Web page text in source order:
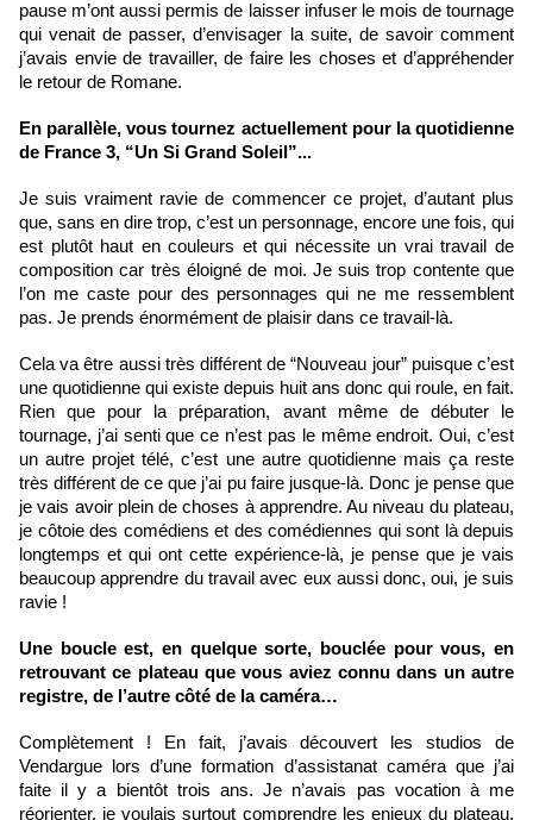
pause m’ont aussi permis de laisser infuser le mois de tournage
qui venait de passer, d’envisager la suite, de savoir comment
j’avais envie de travailler, de faire les choses et d’appréhender
le retour de Romane.
En parallèle, vous tournez actuellement pour la quotidienne
de France 3, “Un Si Grand Soleil”...
Je suis vraiment ravie de commencer ce projet, d’autant plus
que, sans en dire trop, c’est un personnage, encore une fois, qui
est plutôt haut en couleurs et qui nécessite un vrai travail de
composition car très éloigné de moi. Je suis trop contente que
l’on me caste pour des personnages qui ne me ressemblent
pas. Je prends énormément de plaisir dans ce travail-là.
Cela va être aussi très différent de “Nouveau jour” puisque c’est
une quotidienne qui existe depuis huit ans donc qui roule, en fait.
Rien que pour la préparation, avant même de débuter le
tournage, j’ai senti que ce n’est pas le même endroit. Oui, c’est
un autre projet télé, c’est une autre quotidienne mais ça reste
très différent de ce que j’ai pu faire jusque-là. Donc je pense que
je vais avoir plein de choses à apprendre. Au niveau du plateau,
je côtoie des comédiens et des comédiennes qui sont là depuis
longtemps et qui ont cette expérience-là, je pense que je vais
beaucoup apprendre du travail avec eux aussi donc, oui, je suis
ravie !
Une boucle est, en quelque sorte, bouclée pour vous, en
retrouvant ce plateau que vous aviez connu dans un autre
registre, de l’autre côté de la caméra…
Complètement ! En fait, j’avais découvert les studios de
Vendargue lors d’une formation d’assistanat caméra que j’ai
faite il y a bientôt trois ans. Je n’avais pas vocation à me
réorienter, je voulais surtout comprendre les enjeux du plateau.